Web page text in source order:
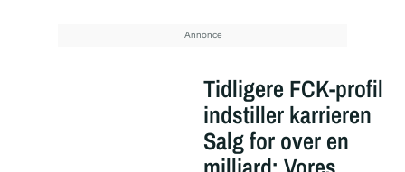
Tidligere FCK-profil
indstiller karrieren
Salg for over en